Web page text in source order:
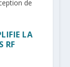
LA
RF